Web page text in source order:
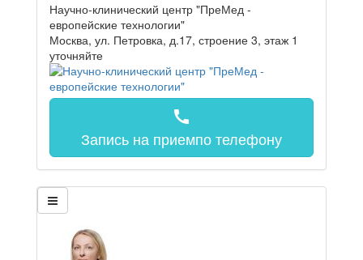
Научно-клинический центр "ПреМед -
европейские технологии"
Москва, ул. Петровка, д.17, строение 3, этаж 1
уточняйте
call
Запись на приемпо телефону